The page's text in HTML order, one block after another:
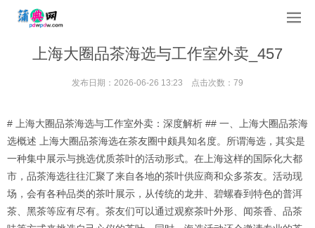
上海大圈品茶海选与工作室外卖_457
发布日期：2026-06-26 13:23 点击次数：79
# 上海大圈品茶海选与工作室外卖：深度解析 ## 一、上海大圈品茶海
选概述 上海大圈品茶海选在茶友圈中颇具知名度。所谓海选，其实是
一种集中展示与挑选优质茶叶的活动形式。在上海这样的国际化大都
市，品茶海选往往汇聚了来自各地的茶叶供应商和众多茶友。活动现
场，会有各种品类的茶叶展示，从传统的龙井、碧螺春到特色的普洱
茶、黑茶等应有尽有。茶友们可以通过观察茶叶外形、闻茶香、品茶